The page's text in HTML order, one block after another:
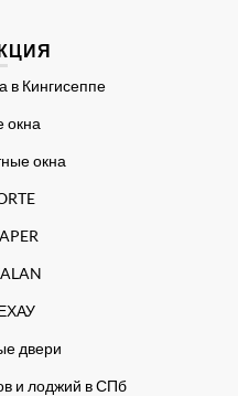
в Кингисеппе
окна
окна
двери
и лоджий в СПб